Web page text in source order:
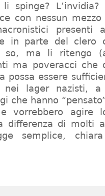
spinge?
con nessun
presenti
in parte del clero
so, ma li ritengo
ma poveracci che
possa essere
nei lager nazisti,
che hanno
vorrebbero agire
differenza di molti
semplice,